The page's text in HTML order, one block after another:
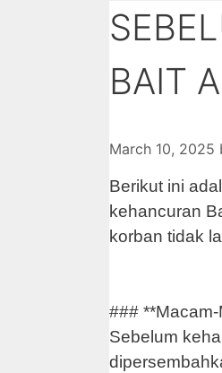
BAIT
March 10, 2025
Berikut ini
kehancuran
korban tidak
###
Sebelum